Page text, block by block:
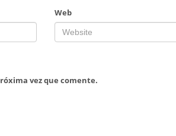
Web
vez que comente.